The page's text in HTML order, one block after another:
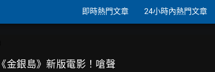
即時熱門文章 24小時內熱門文章
金銀島》新版電影！嗆聲